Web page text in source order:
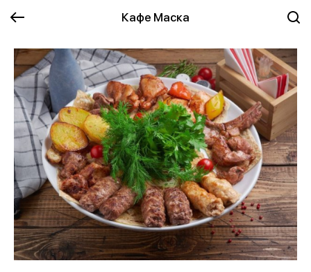
Кафе Маска